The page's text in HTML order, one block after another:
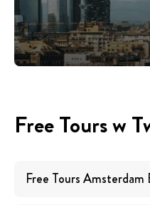
Free Tours w
Free ToursAmsterdam